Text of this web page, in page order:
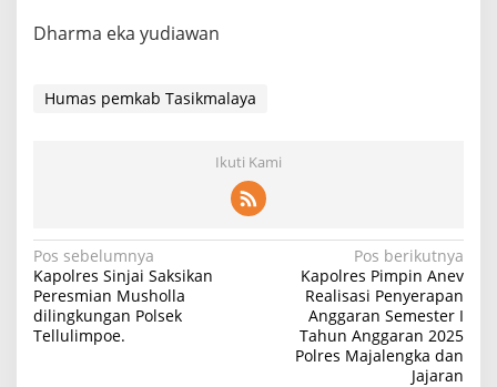
Dharma eka yudiawan
Humas pemkab Tasikmalaya
Ikuti Kami
Navigasi
pos
Pos sebelumnya
Kapolres Sinjai Saksikan
Peresmian Musholla
dilingkungan Polsek
Tellulimpoe.
Pos berikutnya
Kapolres Pimpin Anev
Realisasi Penyerapan
Anggaran Semester I
Tahun Anggaran 2025
Polres Majalengka dan
Jajaran